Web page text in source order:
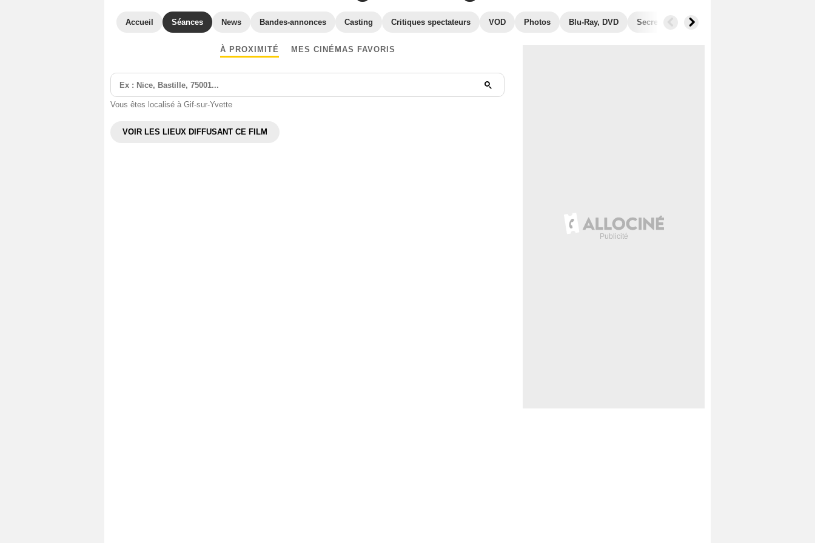
Accueil Séances News Bandes-annonces Casting Critiques spectateurs VOD Photos Blu-Ray, DVD Secrets de tournage
À PROXIMITÉ MES CINÉMAS FAVORIS
Vous êtes localisé à Gif-sur-Yvette
VOIR LES LIEUX DIFFUSANT CE FILM